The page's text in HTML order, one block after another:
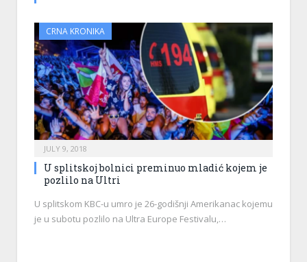
CRNA KRONIKA
JULY 9, 2018
U splitskoj bolnici preminuo mladić kojem je
pozlilo na Ultri
U splitskom KBC-u umro je 26-godišnji Amerikanac kojemu
je u subotu pozlilo na Ultra Europe Festivalu,…